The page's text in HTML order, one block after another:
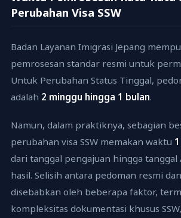
Perubahan Visa SSW
Badan Layanan Imigrasi Jepang
pemrosesan standar resmi untuk
Untuk Perubahan Status Tinggal,
adalah 2 minggu hingga 1 bulan.
Namun, dalam praktiknya, sebagian
perubahan visa SSW memakan waktu
dari tanggal pengajuan hingga tanggal
hasil. Selisih antara pedoman resmi
disebabkan oleh beberapa faktor,
kompleksitas dokumentasi khusus